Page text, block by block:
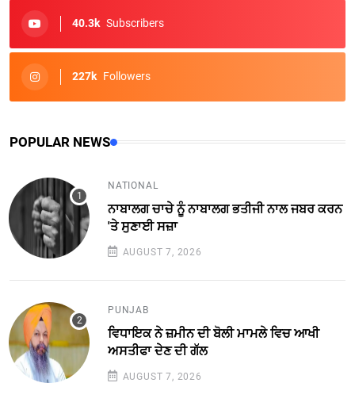
40.3k Subscribers
227k Followers
POPULAR NEWS
NATIONAL
ਨਾਬਾਲਗ ਚਾਚੇ ਨੂੰ ਨਾਬਾਲਗ ਭਤੀਜੀ ਨਾਲ ਜਬਰ ਕਰਨ
'ਤੇ ਸੁਣਾਈ ਸਜ਼ਾ
AUGUST 7, 2026
PUNJAB
ਵਿਧਾਇਕ ਨੇ ਜ਼ਮੀਨ ਦੀ ਬੋਲੀ ਮਾਮਲੇ ਵਿਚ ਆਖੀ
ਅਸਤੀਫਾ ਦੇਣ ਦੀ ਗੱਲ
AUGUST 7, 2026